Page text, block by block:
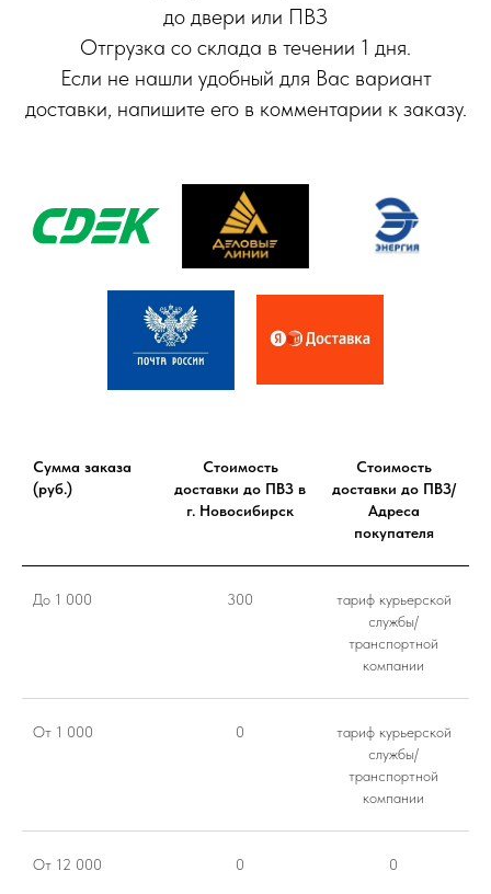
до двери или ПВЗ
Отгрузка со склада в течении 1 дня.
Если не нашли удобный для Вас вариант
доставки, напишите его в комментарии к заказу.
Сумма заказа
(руб.)
Стоимость
доставки до ПВЗ в
г. Новосибирск
Стоимость
доставки до ПВЗ/
Адреса
покупателя
До 1 000 300
тариф курьерской
службы/
транспортной
компании
От 1 000 0
тариф курьерской
службы/
транспортной
компании
От 12 000 0 0